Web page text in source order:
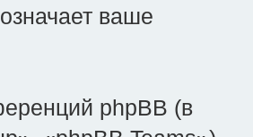
ваше
phpBB (в